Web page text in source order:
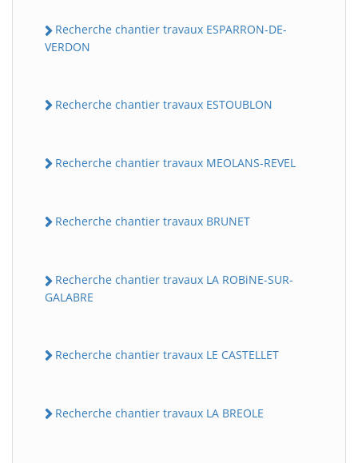
Recherche chantier travaux ESPARRON-DE-
VERDON
Recherche chantier travaux ESTOUBLON
Recherche chantier travaux MEOLANS-REVEL
Recherche chantier travaux BRUNET
Recherche chantier travaux LA ROBiNE-SUR-
GALABRE
Recherche chantier travaux LE CASTELLET
Recherche chantier travaux LA BREOLE